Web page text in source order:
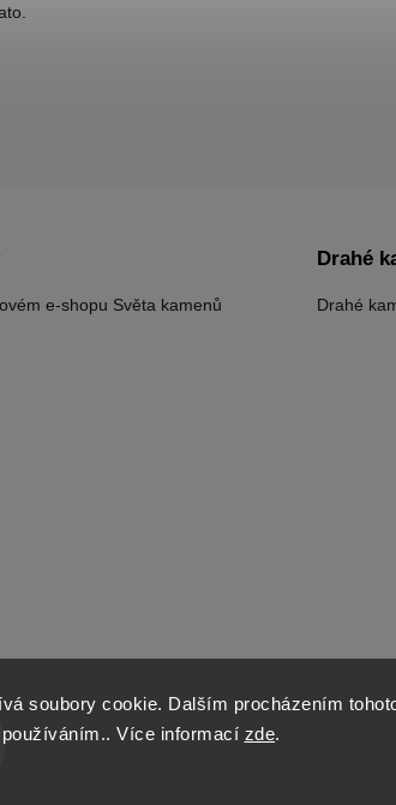
soubory cookie. Dalším procházením
Více informací zde.
e-shopu Světa kamenů
Drahé
Drahé